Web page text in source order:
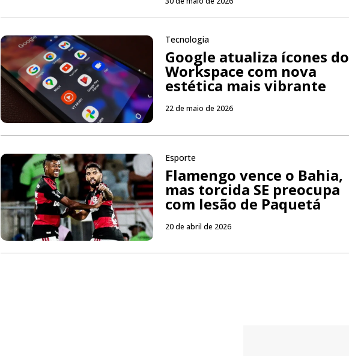
Tecnologia
Google atualiza ícones do
Workspace com nova
estética mais vibrante
22 de maio de 2026
Esporte
Flamengo vence o Bahia,
mas torcida SE preocupa
com lesão de Paquetá
20 de abril de 2026